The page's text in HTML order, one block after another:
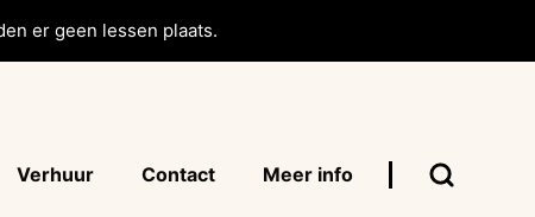
er geen lessen plaats.
Verhuur Contact Meer info